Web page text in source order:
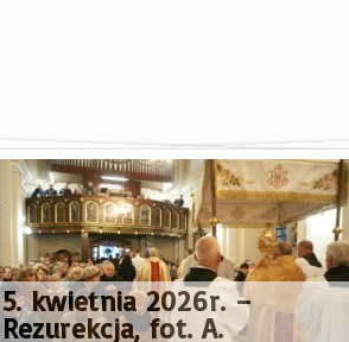
5. kwietnia 2026r. –
Rezurekcja, fot. A.